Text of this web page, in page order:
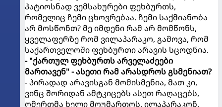
პატიოსნად ვემსახურები ფეხბურთს,
რომელიც ჩემი ცხოვრებაა. ჩემი საქმიანობა
არ მოსწონთ? მე იმდენი რამ არ მომწონს,
ყველაფერზე რომ ვილაპარაკო, გამოვა, რომ
საქართველოში ფეხბურთი არავის სცოდნია.
- "ქართულ ფეხბურთს არველაძეები
მართავენ" - ასეთი რამ არასდროს გსმენიათ?
- პირადად არავისგან მომისმენია, მათ კი,
ვინც შორიდან ამტკიცებს ასეთ რაღაცებს,
ღმერთმა ხელი მოუმართოს, ილაპარაკონ,